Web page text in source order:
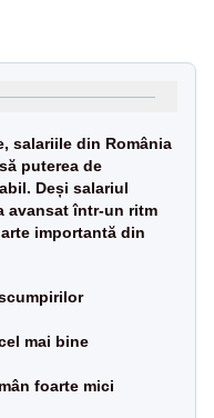
salariile din România
puterea de
Deși salariul
avansat într-un ritm
importantă din
mai bine
foarte mici